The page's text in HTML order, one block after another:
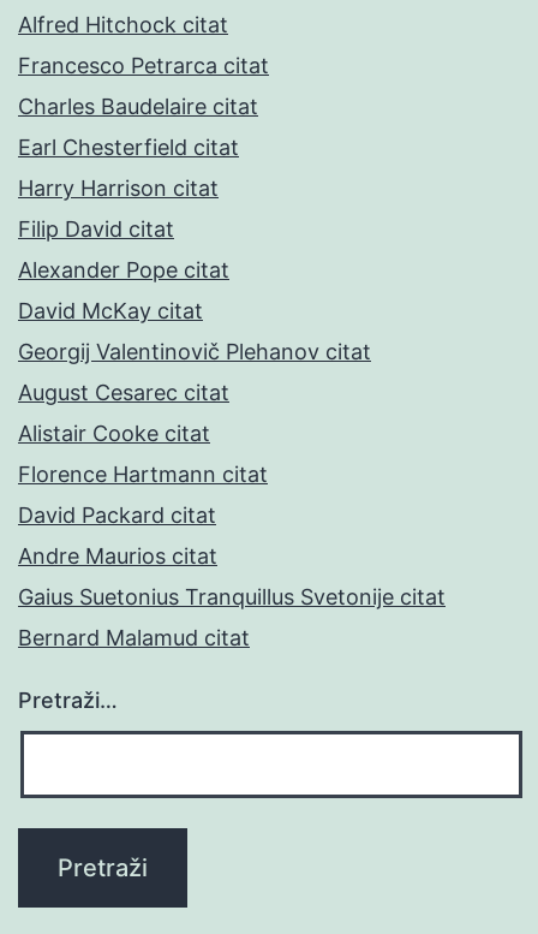
Alfred Hitchock citat
Francesco Petrarca citat
Charles Baudelaire citat
Earl Chesterfield citat
Harry Harrison citat
Filip David citat
Alexander Pope citat
David McKay citat
Georgij Valentinovič Plehanov citat
August Cesarec citat
Alistair Cooke citat
Florence Hartmann citat
David Packard citat
Andre Maurios citat
Gaius Suetonius Tranquillus Svetonije citat
Bernard Malamud citat
Pretraži…